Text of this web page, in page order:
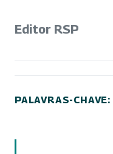
Editor RSP
PALAVRAS-CHAVE: